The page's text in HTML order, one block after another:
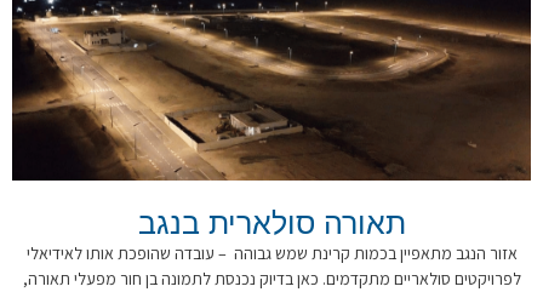
תאורה סולארית בנגב
אזור הנגב מתאפיין בכמות קרינת שמש גבוהה – עובדה שהופכת אותו לאידיאלי
לפרויקטים סולאריים מתקדמים. כאן בדיוק נכנסת לתמונה בן חור מפעלי תאורה,